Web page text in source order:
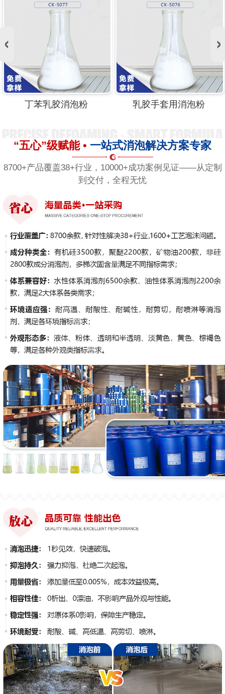
乳胶手套用消泡粉 乳胶手套消泡粉
“五心”级赋能 • 一站式消泡解决方案专家
8700+产品覆盖38+行业，10000+成功案例见证——从定制
到交付，全程无忧